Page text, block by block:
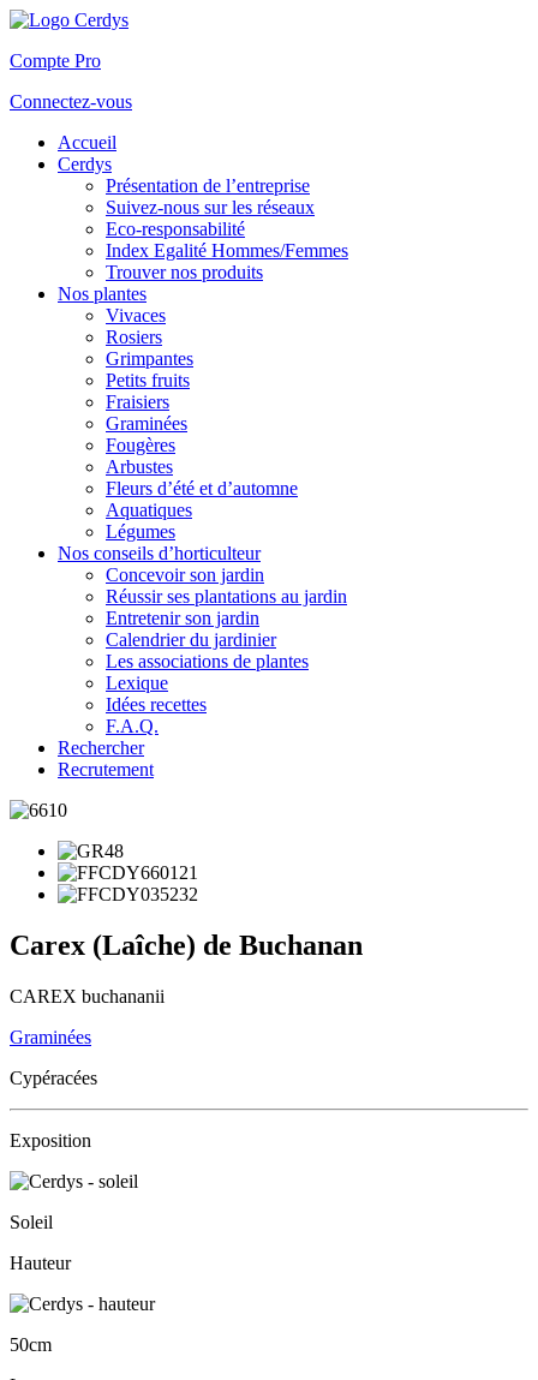
Compte Pro
Connectez-vous
Accueil
Cerdys
Présentation de l’entreprise
Suivez-nous sur les réseaux
Eco-responsabilité
Index Egalité Hommes/Femmes
Trouver nos produits
Nos plantes
Vivaces
Rosiers
Grimpantes
Petits fruits
Fraisiers
Graminées
Fougères
Arbustes
Fleurs d’été et d’automne
Aquatiques
Légumes
Nos conseils d’horticulteur
Concevoir son jardin
Réussir ses plantations au jardin
Entretenir son jardin
Calendrier du jardinier
Les associations de plantes
Lexique
Idées recettes
F.A.Q.
Rechercher
Recrutement
Carex (Laîche) de Buchanan
CAREX buchananii
Graminées
Cypéracées
Exposition
Soleil
Hauteur
50cm